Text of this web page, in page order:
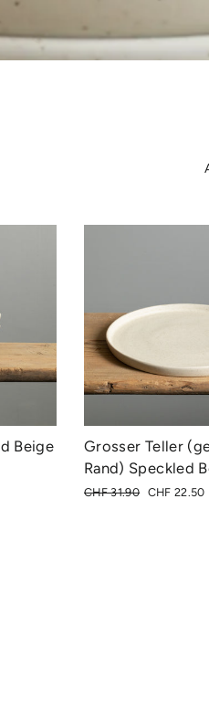
Beige
Grosser Teller
Rand) Speckled
Normaler
CHF 31.90 Sonderpreis
CHF 22.50